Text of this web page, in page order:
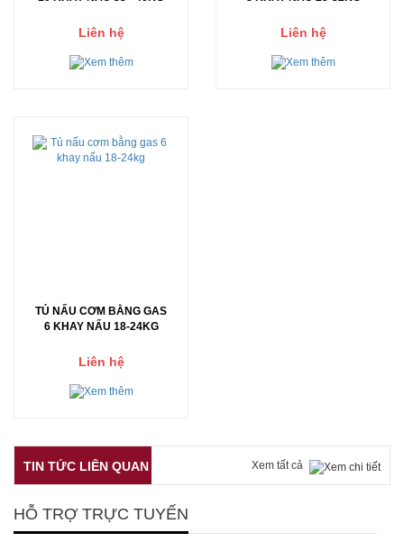
Liên hệ Liên hệ
TỦ NẤU CƠM BẰNG GAS
6 KHAY NẤU 18-24KG
Liên hệ
TIN TỨC LIÊN QUAN Xem tất cả
HỖ TRỢ TRỰC TUYẾN